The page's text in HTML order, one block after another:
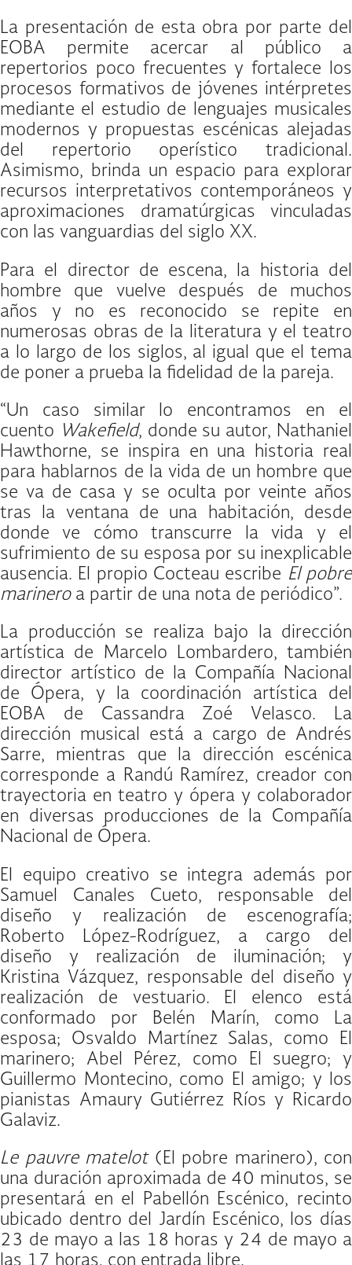
La presentación de esta obra por parte del
EOBA permite acercar al público a
repertorios poco frecuentes y fortalece los
procesos formativos de jóvenes intérpretes
mediante el estudio de lenguajes musicales
modernos y propuestas escénicas alejadas
del repertorio operístico tradicional.
Asimismo, brinda un espacio para explorar
recursos interpretativos contemporáneos y
aproximaciones dramatúrgicas vinculadas
con las vanguardias del siglo XX.
Para el director de escena, la historia del
hombre que vuelve después de muchos
años y no es reconocido se repite en
numerosas obras de la literatura y el teatro
a lo largo de los siglos, al igual que el tema
de poner a prueba la fidelidad de la pareja.
“Un caso similar lo encontramos en el
cuento Wakefield, donde su autor, Nathaniel
Hawthorne, se inspira en una historia real
para hablarnos de la vida de un hombre que
se va de casa y se oculta por veinte años
tras la ventana de una habitación, desde
donde ve cómo transcurre la vida y el
sufrimiento de su esposa por su inexplicable
ausencia. El propio Cocteau escribe El pobre
marineroa partir de una nota de periódico”.
La producción se realiza bajo la dirección
artística de Marcelo Lombardero, también
director artístico de la Compañía Nacional
de Ópera, y la coordinación artística del
EOBA de Cassandra Zoé Velasco. La
dirección musical está a cargo de Andrés
Sarre, mientras que la dirección escénica
corresponde a Randú Ramírez, creador con
trayectoria en teatro y ópera y colaborador
en diversas producciones de la Compañía
Nacional de Ópera.
El equipo creativo se integra además por
Samuel Canales Cueto, responsable del
diseño y realización de escenografía;
Roberto López-Rodríguez, a cargo del
diseño y realización de iluminación; y
Kristina Vázquez, responsable del diseño y
realización de vestuario. El elenco está
conformado por Belén Marín, como La
esposa; Osvaldo Martínez Salas, como El
marinero; Abel Pérez, como El suegro; y
Guillermo Montecino, como El amigo; y los
pianistas Amaury Gutiérrez Ríos y Ricardo
Galaviz.
Le pauvre matelot(El pobre marinero), con
una duración aproximada de 40 minutos, se
presentará en el Pabellón Escénico, recinto
ubicado dentro del Jardín Escénico, los días
23 de mayo a las 18 horas y 24 de mayo a
las 17 horas, con entrada libre.